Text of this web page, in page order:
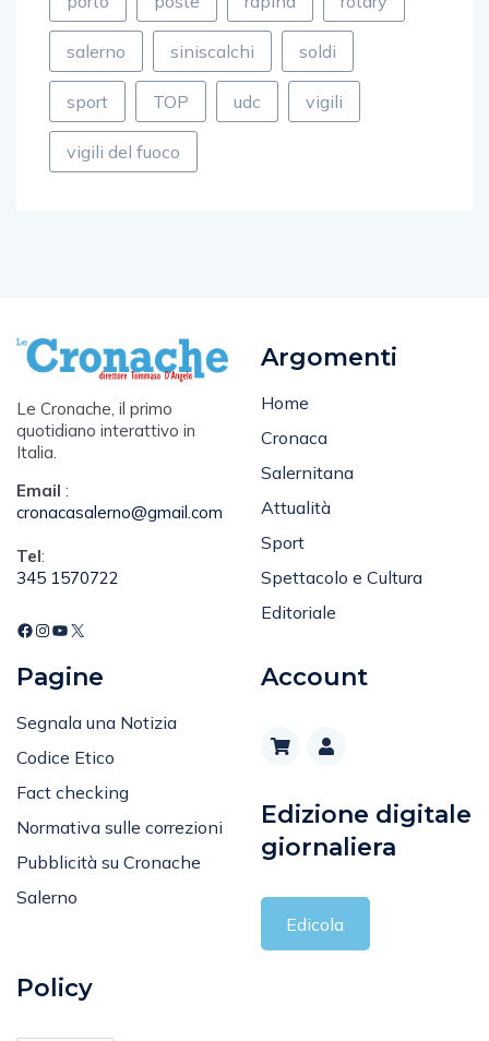
salerno siniscalchi soldi
sport TOP udc vigili
vigili del fuoco
Le Cronache, il primo
quotidiano interattivo in
Italia.
cronacasalerno@gmail.com
345 1570722
Cronaca
Salernitana
Attualità
Sport
Spettacolo e Cultura
Editoriale
Codice Etico
Fact checking
Normativa sulle correzioni
Pubblicità su Cronache
Salerno
giornaliera
Edicola